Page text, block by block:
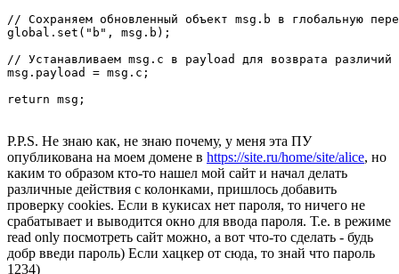
// Сохраняем обновленный объект msg.b в глобальную
global.set("b", msg.b);
// Устанавливаем msg.c в payload для возврата различий
msg.payload = msg.c;
return msg;
P.P.S. Не знаю как, не знаю почему, у меня эта ПУ
опубликована на моем домене в https://site.ru/home/site/alice, но
каким то образом кто-то нашел мой сайт и начал делать
различные действия с колонками, пришлось добавить
проверку cookies. Если в кукисах нет пароля, то ничего не
срабатывает и выводится окно для ввода пароля. Т.е. в режиме
read only посмотреть сайт можно, а вот что-то сделать - будь
добр введи пароль) Если хацкер от сюда, то знай что пароль
1234)